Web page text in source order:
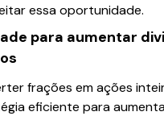
essa oportunidade.
para aumentar
frações em ações
eficiente para